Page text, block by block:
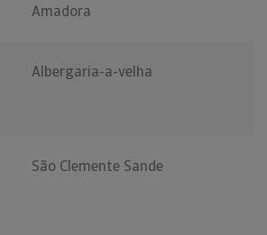
Amadora
Albergaria-a-velha
São Clemente Sande